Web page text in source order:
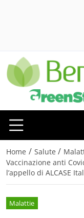
Home / Salute /
Vaccinazione anti
l’appello di ALCASE
Malattie